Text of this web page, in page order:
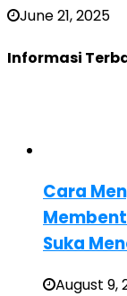
June 21, 2025
Informasi
Cara
Suka
August 9,